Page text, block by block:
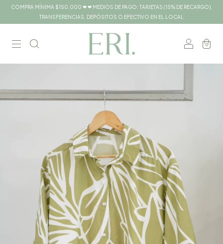
COMPRA MÍNIMA $150.000 ❤ ❤ MEDIOS DE PAGO: TARJETAS (15% DE RECARGO),
TRANSFERENCIAS, DEPÓSITOS O EFECTIVO EN EL LOCAL
0